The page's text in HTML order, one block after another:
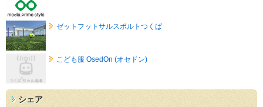
ゼットフットサルスポルトつくば
こども服 OsedOn (オセドン)
シェア